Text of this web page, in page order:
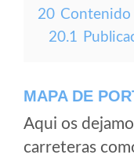
20 Contenido
20.1
MAPA DE
Aqui os
carreteras